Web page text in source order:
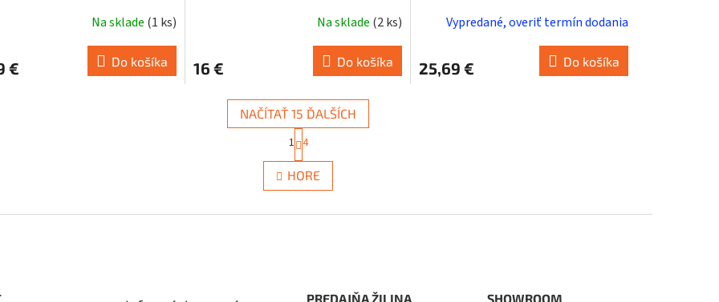
Na sklade (1 ks)
€ Do košíka
Na sklade (2 ks)
16 € Do košíka
Vypredané, overiť termín dodania
25,69 € Do košíka
O
v
l
d
NAČÍTAŤ 15 ĎALŠÍCH
t
r
á
n
o
1 4
HORE
PREDAJŇA ŽILINA
SHOWROOM